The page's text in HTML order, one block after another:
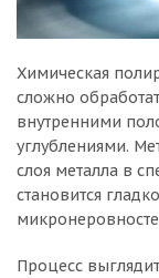
Химическая
сложно
внутренними
углублениями.
слоя металла в
становится
Процесс